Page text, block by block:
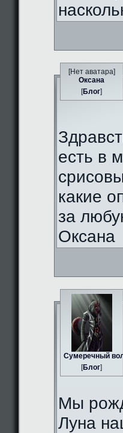
[Нет аватара]
Оксана
[Блог]
есть в
какие
за
Оксана
Сумеречный
[Блог]
Мы
Луна